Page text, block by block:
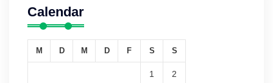
Calendar
M D M D F S S
1 2